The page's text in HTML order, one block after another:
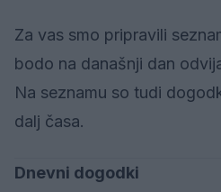
Za vas smo pripravili
bodo na današnji dan
Na seznamu so tudi
dalj časa.
Dnevni dogodki